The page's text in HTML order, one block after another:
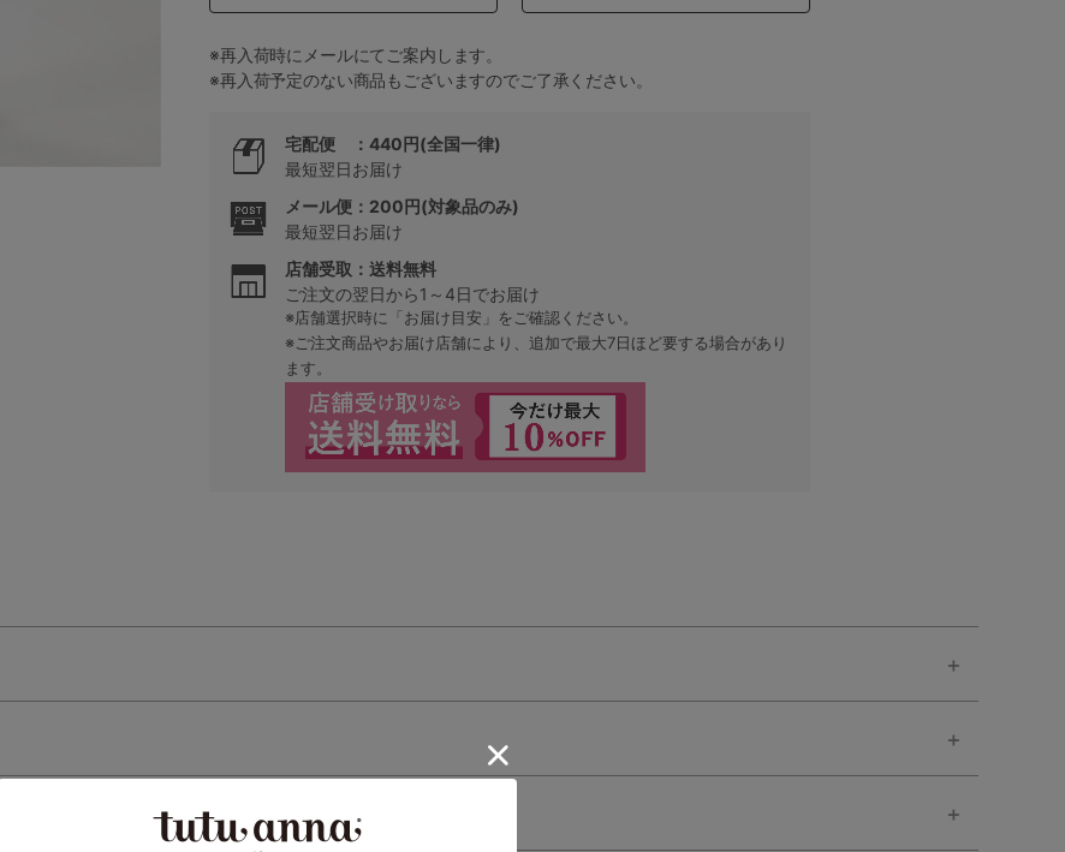
※再入荷時にメールにてご案内します。
※再入荷予定のない商品もございますのでご了承ください。
宅配便 ：440円(全国一律)
最短翌日お届け
メール便：200円(対象品のみ)
最短翌日お届け
店舗受取：送料無料
ご注文の翌日から1～4日でお届け
※店舗選択時に「お届け目安」をご確認ください。
※ご注文商品やお届け店舗により、追加で最大7日ほど要する場合があり
ます。